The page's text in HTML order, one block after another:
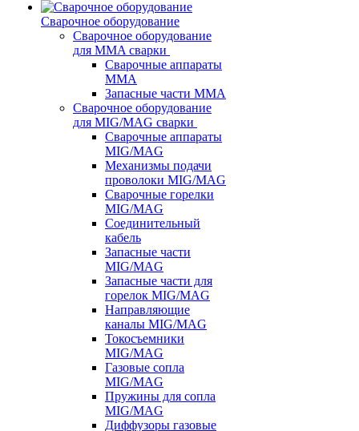
Сварочное оборудование
Сварочное оборудование
для MMA сварки
Сварочные аппараты
MMA
Запасные части MMA
Сварочное оборудование
для MIG/MAG сварки
Сварочные аппараты
MIG/MAG
Механизмы подачи
проволоки MIG/MAG
Сварочные горелки
MIG/MAG
Соединительный
кабель
Запасные части
MIG/MAG
Запасные части для
горелок MIG/MAG
Направляющие
каналы MIG/MAG
Токосъемники
MIG/MAG
Газовые сопла
MIG/MAG
Пружины для сопла
MIG/MAG
Диффузоры газовые